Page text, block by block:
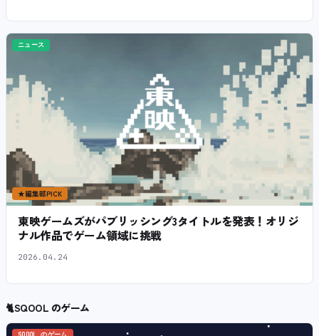
ニュース
★編集部PICK
東映ゲームズがパブリッシング3タイトルを発表！オリジ
ナル作品でゲーム領域に挑戦
2026.04.24
🐈SQOOL のゲーム